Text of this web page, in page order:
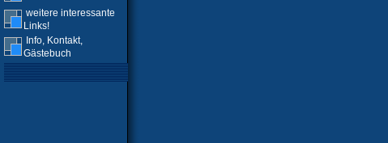
weitere interessante
Links!
Info, Kontakt,
Gästebuch